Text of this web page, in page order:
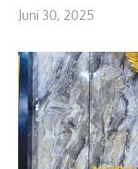
Juni 30, 2025